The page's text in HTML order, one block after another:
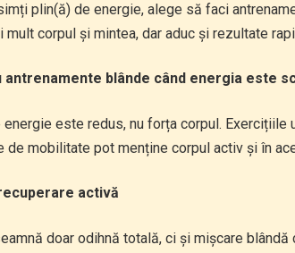
plin(ă) de energie, alege să faci
corpul și mintea, dar aduc și rezultate
antrenamente blânde când energia este
este redus, nu forța corpul.
de mobilitate pot menține corpul activ și în
activă
doar odihnă totală, ci și mișcare